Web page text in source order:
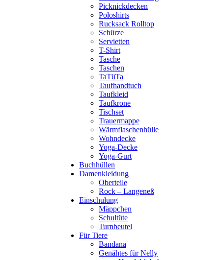
Picknickdecken
Poloshirts
Rucksack Rolltop
Schürze
Servietten
T-Shirt
Tasche
Taschen
TaTüTa
Taufhandtuch
Taufkleid
Taufkrone
Tischset
Trauermappe
Wärmflaschenhülle
Wohndecke
Yoga-Decke
Yoga-Gurt
Buchhüllen
Damenkleidung
Oberteile
Rock – Langeneß
Einschulung
Mäppchen
Schultüte
Turnbeutel
Für Tiere
Bandana
Genähtes für Nelly